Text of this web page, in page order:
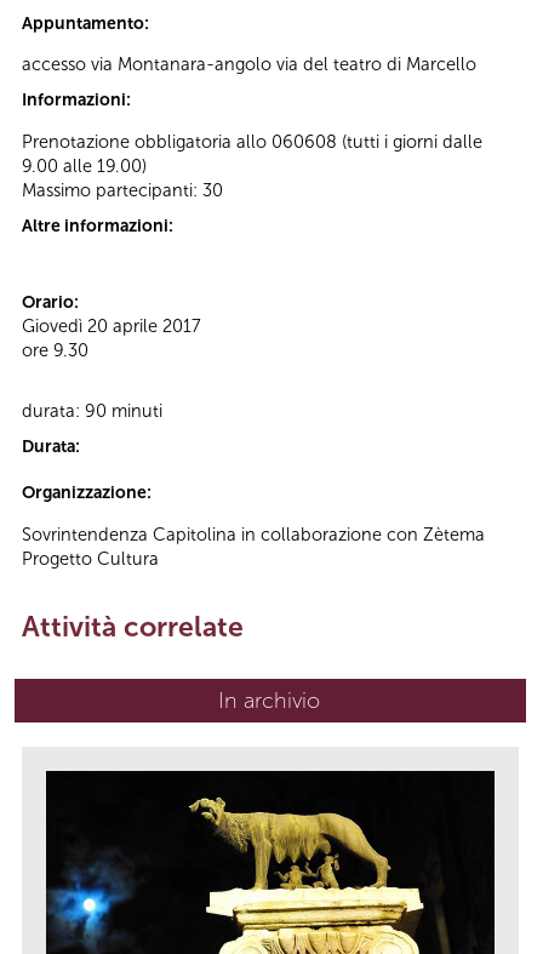
Appuntamento:
accesso via Montanara-angolo via del teatro di Marcello
Informazioni:
Prenotazione obbligatoria allo 060608 (tutti i giorni dalle
9.00 alle 19.00)
Massimo partecipanti: 30
Altre informazioni:
Orario:
Giovedì 20 aprile 2017
ore 9.30
durata: 90 minuti
Durata:
Organizzazione:
Sovrintendenza Capitolina in collaborazione con Zètema
Progetto Cultura
Attività correlate
In archivio